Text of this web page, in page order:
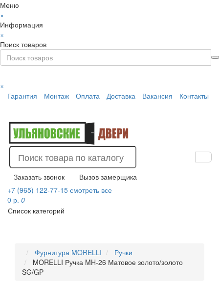
Меню
×
Информация
×
Поиск товаров
×
Гарантия
Монтаж Оплата Доставка Вакансия Контакты
Заказать звонок
Вызов замерщика
+7 (965) 122-77-15 смотреть все
0 р. 0
Список категорий
Фурнитура MORELLI
Ручки
MORELLI Ручка MH-26 Матовое золото/золото
SG/GP